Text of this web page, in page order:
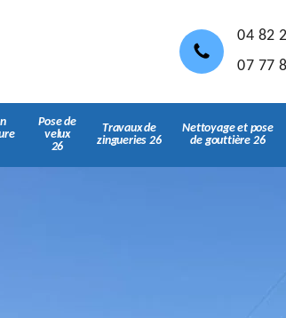
04 82
07 77
Pose de
velux
26
Travaux de
zingueries 26
Nettoyage et pose
de gouttière 26